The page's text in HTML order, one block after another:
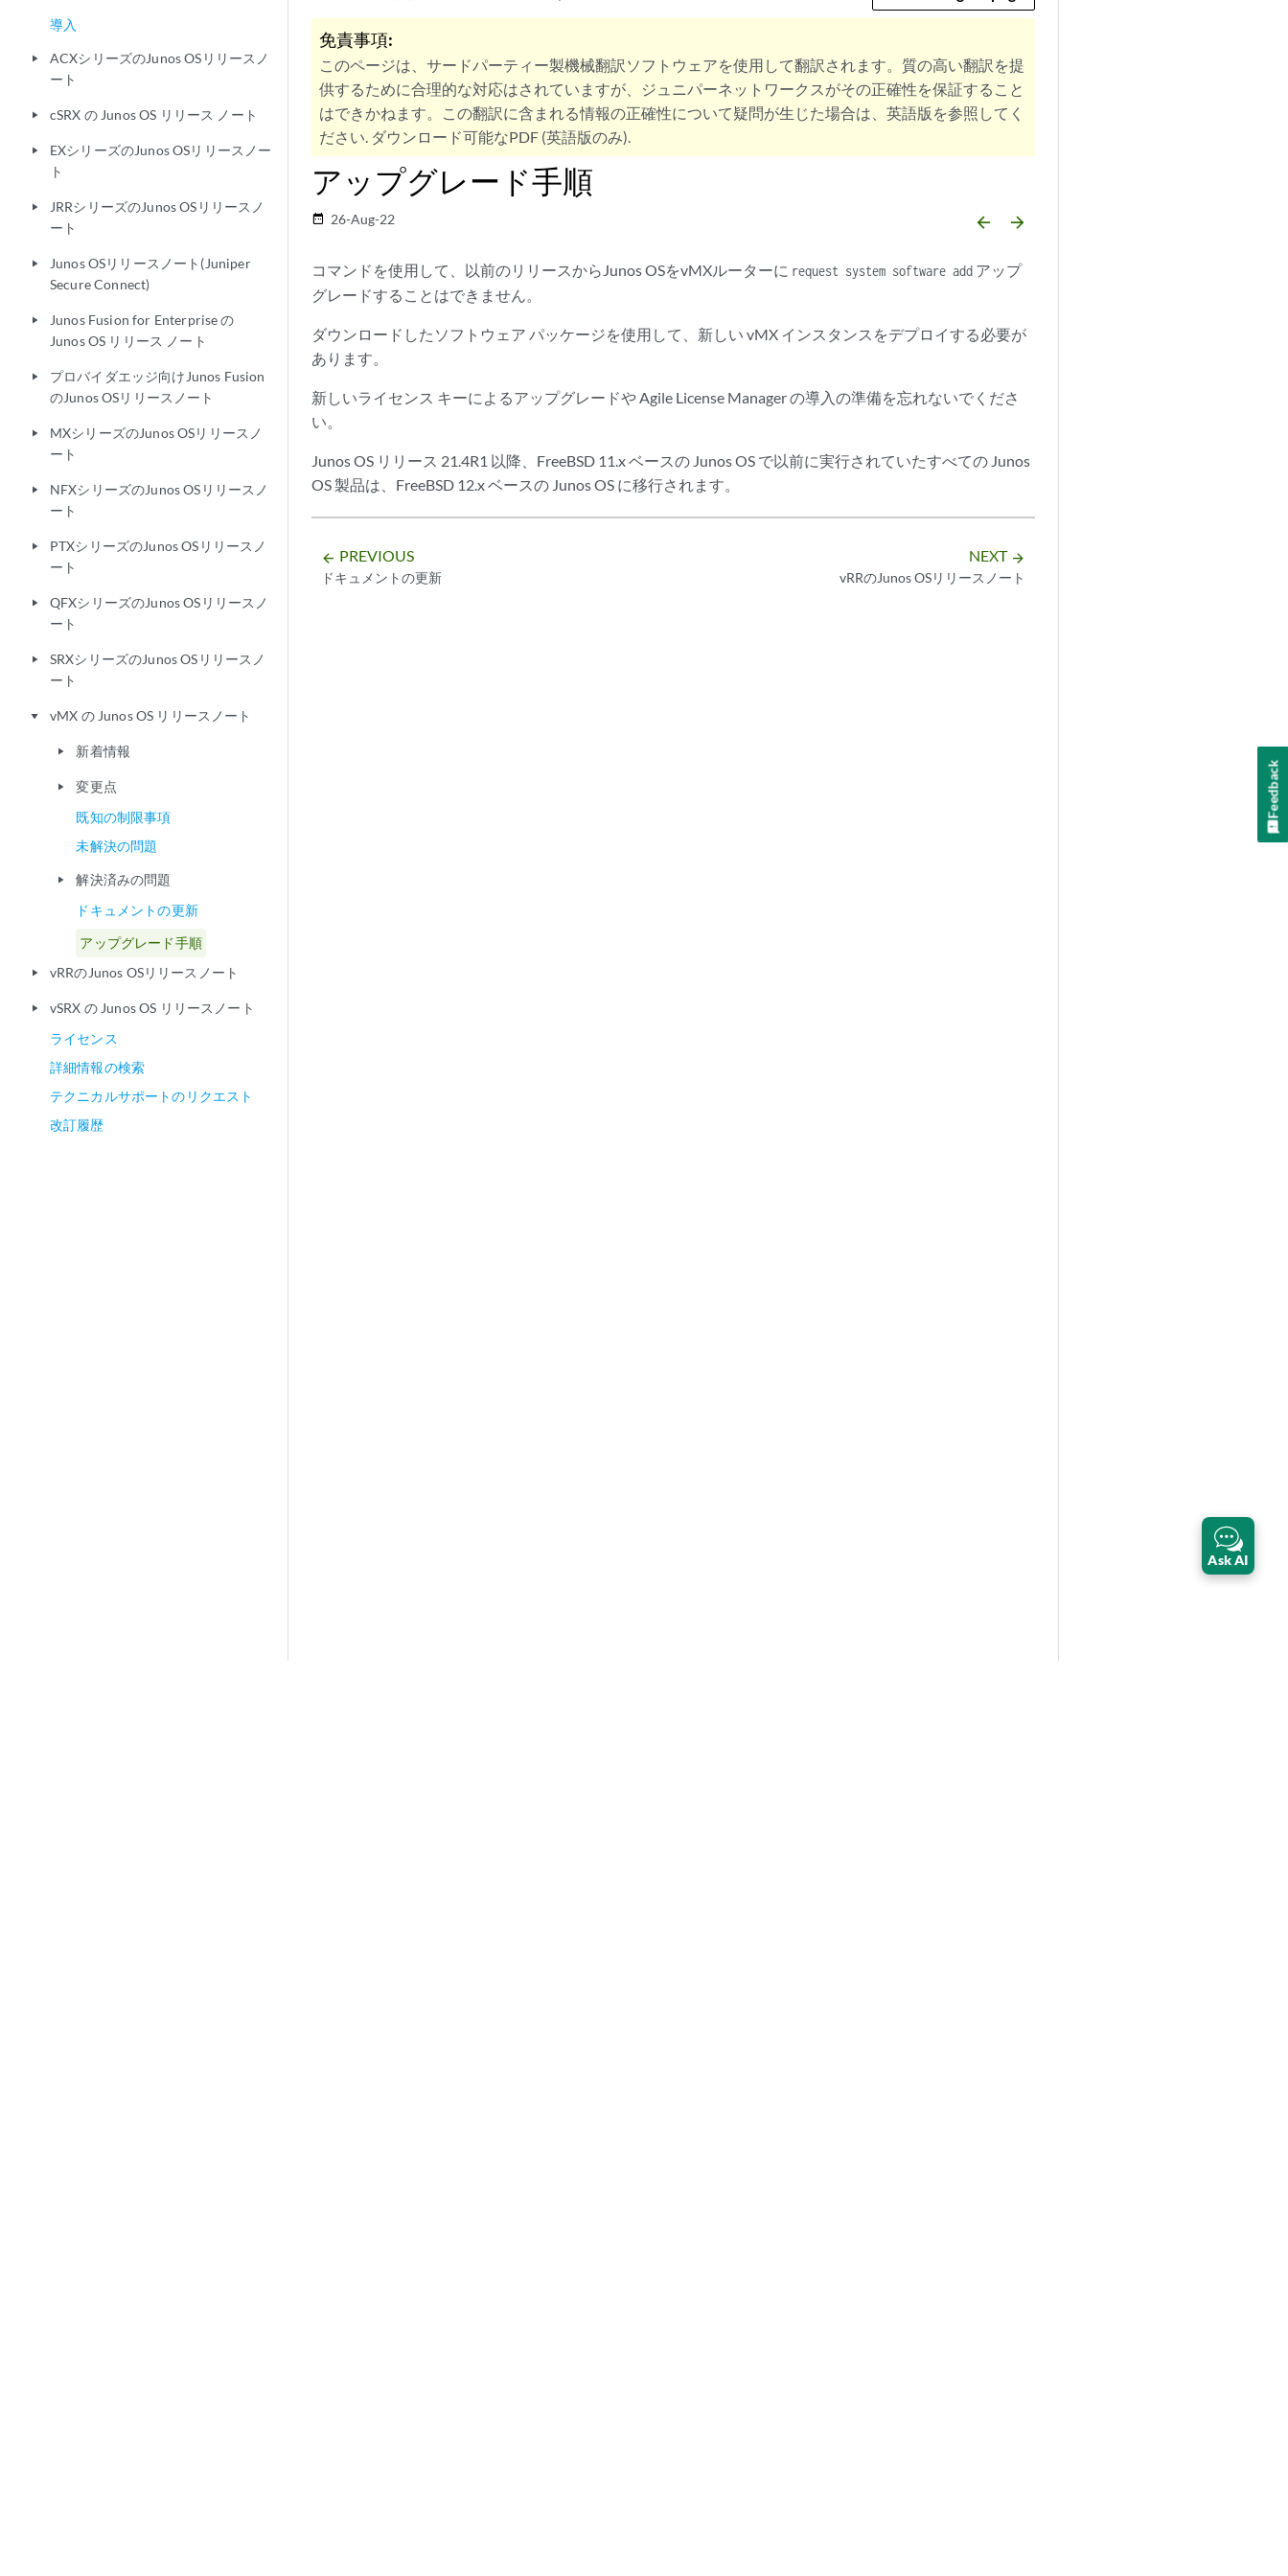
導入
play_arrow
ACXシリーズのJunos OSリリースノ
ート
play_arrow cSRX の Junos OS リリース ノート
play_arrow
EXシリーズのJunos OSリリースノー
ト
play_arrow
JRRシリーズのJunos OSリリースノ
ート
play_arrow
Junos OSリリースノート(Juniper
Secure Connect)
play_arrow
Junos Fusion for Enterprise の
Junos OS リリース ノート
play_arrow
プロバイダエッジ向けJunos Fusion
のJunos OSリリースノート
play_arrow
MXシリーズのJunos OSリリースノ
ート
play_arrow
NFXシリーズのJunos OSリリースノ
ート
play_arrow
PTXシリーズのJunos OSリリースノ
ート
play_arrow
QFXシリーズのJunos OSリリースノ
ート
play_arrow
SRXシリーズのJunos OSリリースノ
ート
play_arrow vMX の Junos OS リリースノート
play_arrow 新着情報
play_arrow
変更点
既知の制限事項
未解決の問題
play_arrow
解決済みの問題
ドキュメントの更新
アップグレード手順
play_arrow vRRのJunos OSリリースノート
play_arrow
vSRX の Junos OS リリースノート
ライセンス
詳細情報の検索
テクニカルサポートのリクエスト
改訂履歴
免責事項:
このページは、サードパーティー製機械翻訳ソフトウェアを使用して翻訳されます。質の高い翻訳を提
供するために合理的な対応はされていますが、ジュニパーネットワークスがその正確性を保証すること
はできかねます。この翻訳に含まれる情報の正確性について疑問が生じた場合は、英語版を参照してく
ださい. ダウンロード可能なPDF (英語版のみ).
アップグレード手順
date_range 26-Aug-22 arrow_backward arrow_forward
コマンドを使用して、以前のリリースからJunos OSをvMXルーターに request system software add アップ
グレードすることはできません。
ダウンロードしたソフトウェア パッケージを使用して、新しい vMX インスタンスをデプロイする必要が
あります。
新しいライセンス キーによるアップグレードや Agile License Manager の導入の準備を忘れないでくださ
い。
Junos OS リリース 21.4R1 以降、FreeBSD 11.x ベースの Junos OS で以前に実行されていたすべての Junos
OS 製品は、FreeBSD 12.x ベースの Junos OS に移行されます。
arrow_backward PREVIOUS
ドキュメントの更新
NEXT arrow_forward
vRRのJunos OSリリースノート
Ask AI
Feedback